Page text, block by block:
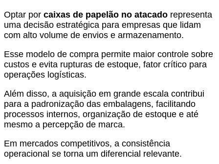
Optar por caixas de papelão no atacado representa
uma decisão estratégica para empresas que lidam
com alto volume de envios e armazenamento.
Esse modelo de compra permite maior controle sobre
custos e evita rupturas de estoque, fator crítico para
operações logísticas.
Além disso, a aquisição em grande escala contribui
para a padronização das embalagens, facilitando
processos internos, organização de estoque e até
mesmo a percepção de marca.
Em mercados competitivos, a consistência
operacional se torna um diferencial relevante.